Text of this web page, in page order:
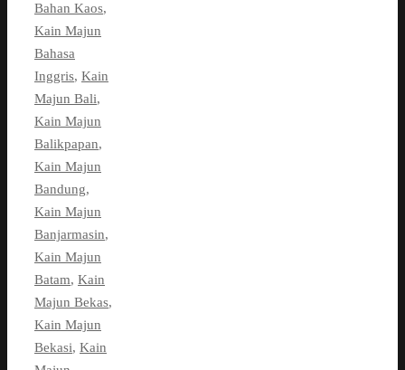
Bahan Kaos,
Kain Majun
Bahasa
Inggris, Kain
Majun Bali,
Kain Majun
Balikpapan,
Kain Majun
Bandung,
Kain Majun
Banjarmasin,
Kain Majun
Batam, Kain
Majun Bekas,
Kain Majun
Bekasi, Kain